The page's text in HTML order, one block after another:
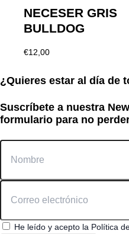
NECESER GRIS
BULLDOG
€12,00
¿Quieres estar al día de
Suscríbete a nuestra
formulario para no
He leído y acepto la Política